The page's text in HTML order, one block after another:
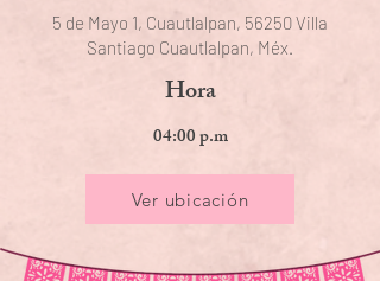
5 de Mayo 1, Cuautlalpan, 56250 Villa
Santiago Cuautlalpan, Méx.
Hora
04:00 p.m
Ver ubicación